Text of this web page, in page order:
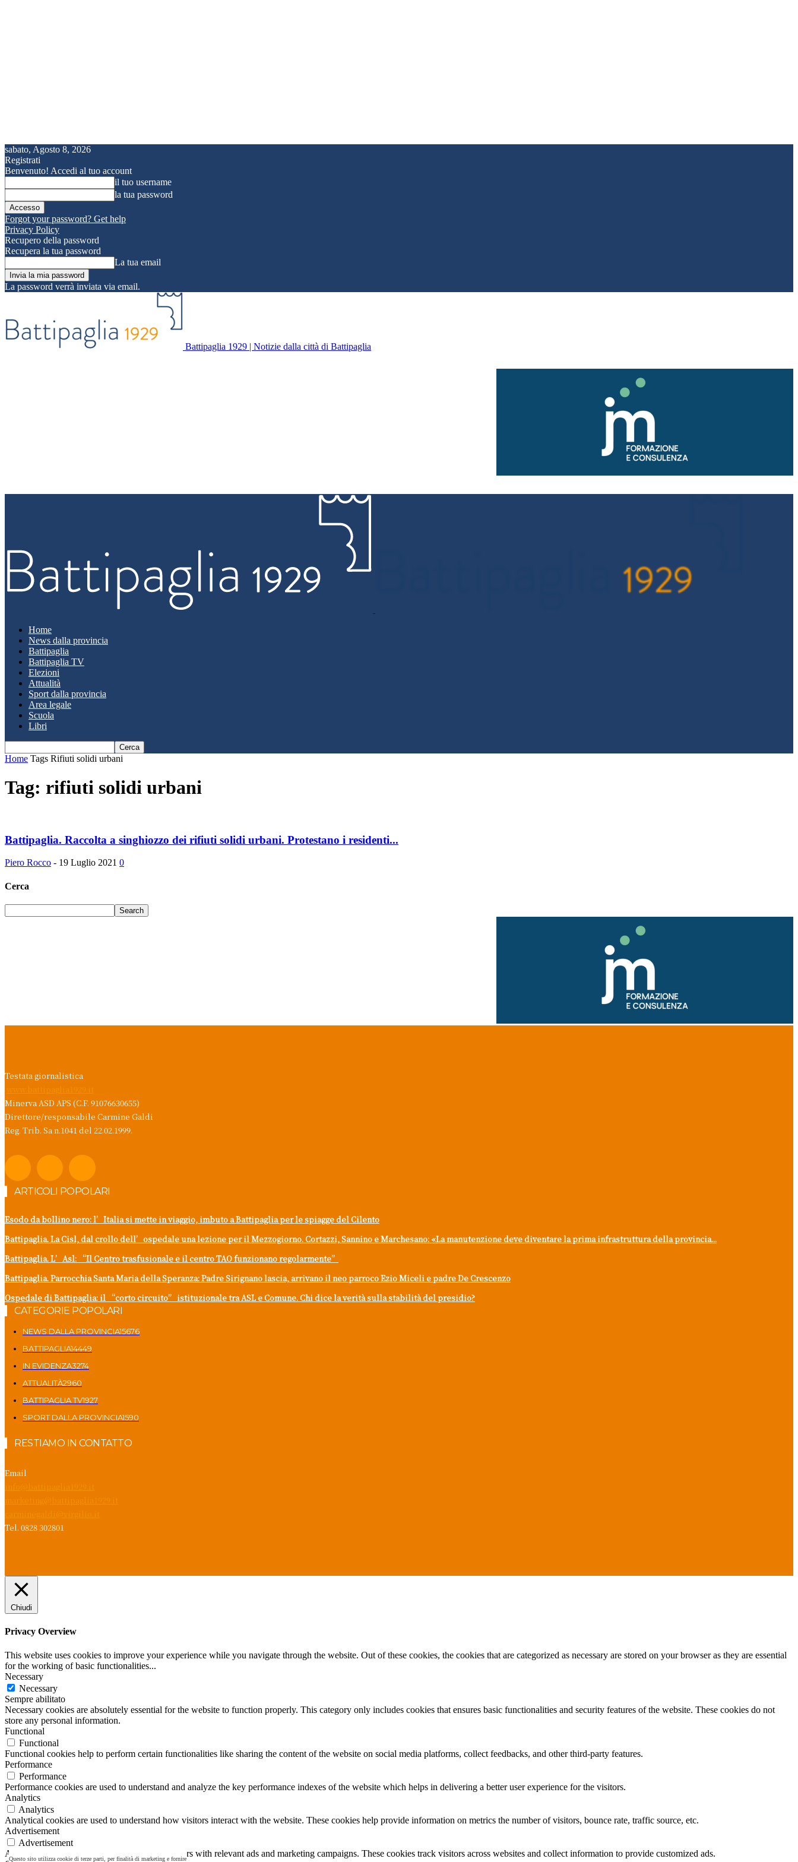
sabato, Agosto 8, 2026
Registrati
Benvenuto! Accedi al tuo account
il tuo username
la tua password
Forgot your password? Get help
Privacy Policy
Recupero della password
Recupera la tua password
La tua email
La password verrà inviata via email.
Battipaglia 1929 | Notizie dalla città di Battipaglia
Home
News dalla provincia
Battipaglia
Battipaglia TV
Elezioni
Attualità
Sport dalla provincia
Area legale
Scuola
Libri
Home Tags Rifiuti solidi urbani
Tag: rifiuti solidi urbani
Battipaglia. Raccolta a singhiozzo dei rifiuti solidi urbani. Protestano i residenti...
Piero Rocco - 19 Luglio 2021 0
Cerca
Testata giornalistica
Minerva ASD APS (C.F. 91076630655)
Direttore/responsabile Carmine Galdi
Reg. Trib. Sa n.1041 del 22.02.1999.
ARTICOLI POPOLARI
Esodo da bollino nero: l’Italia si mette in viaggio, imbuto a Battipaglia per le spiagge del Cilento
Battipaglia. La Cisl, dal crollo dell’ospedale una lezione per il Mezzogiorno. Cortazzi, Sannino e Marchesano: «La manutenzione deve diventare la prima infrastruttura della provincia...
Battipaglia. L’Asl: “Il Centro trasfusionale e il centro TAO funzionano regolarmente”
Battipaglia. Parrocchia Santa Maria della Speranza: Padre Sirignano lascia, arrivano il neo parroco Ezio Miceli e padre De Crescenzo
Ospedale di Battipaglia: il “corto circuito” istituzionale tra ASL e Comune. Chi dice la verità sulla stabilità del presidio?
CATEGORIE POPOLARI
NEWS DALLA PROVINCIA15676
BATTIPAGLIA14449
IN EVIDENZA3274
ATTUALITÀ2960
BATTIPAGLIA TV1927
SPORT DALLA PROVINCIA1590
RESTIAMO IN CONTATTO
Email
Tel. 0828 302801
Questo sito utilizza cookie di terze parti, per finalità di marketing e fornire
Chiudi
Privacy Overview
This website uses cookies to improve your experience while you navigate through the website. Out of these cookies, the cookies that are categorized as necessary are stored on your browser as they are essential
for the working of basic functionalities...
Necessary
Necessary
Sempre abilitato
Necessary cookies are absolutely essential for the website to function properly. This category only includes cookies that ensures basic functionalities and security features of the website. These cookies do not
store any personal information.
Functional
Functional
Functional cookies help to perform certain functionalities like sharing the content of the website on social media platforms, collect feedbacks, and other third-party features.
Performance
Performance
Performance cookies are used to understand and analyze the key performance indexes of the website which helps in delivering a better user experience for the visitors.
Analytics
Analytics
Analytical cookies are used to understand how visitors interact with the website. These cookies help provide information on metrics the number of visitors, bounce rate, traffic source, etc.
Advertisement
Advertisement
Advertisement cookies are used to provide visitors with relevant ads and marketing campaigns. These cookies track visitors across websites and collect information to provide customized ads.